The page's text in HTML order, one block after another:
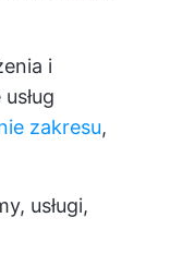
i
zakresu,
usługi,